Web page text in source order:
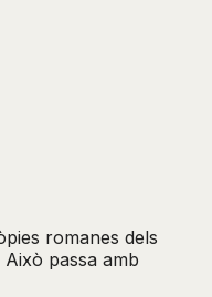
romanes dels
passa amb